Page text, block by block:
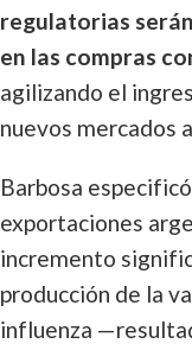
regulatorias
en las compras
agilizando el
nuevos mercados
Barbosa
exportaciones
incremento
producción de la
influenza